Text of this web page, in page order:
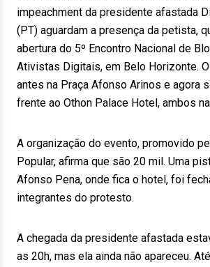
impeachment da presidente afastada
(PT) aguardam a presença da petista,
abertura do 5º Encontro Nacional de
Ativistas Digitais, em Belo Horizonte.
antes na Praça Afonso Arinos e agora
frente ao Othon Palace Hotel, ambos
A organização do evento, promovido
Popular, afirma que são 20 mil. Uma
Afonso Pena, onde fica o hotel, foi
integrantes do protesto.
A chegada da presidente afastada
as 20h, mas ela ainda não apareceu.